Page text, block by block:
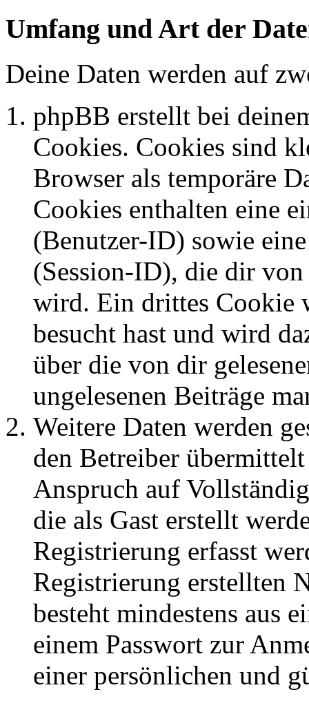
Umfang und Art der
Deine Daten werden auf
phpBB erstellt bei
Cookies. Cookies sind
Browser als temporäre
Cookies enthalten eine
(Benutzer-ID) sowie
(Session-ID), die dir
wird. Ein drittes Cookie
besucht hast und wird
über die von dir
ungelesenen Beiträge
Weitere Daten werden
den Betreiber
Anspruch auf
die als Gast erstellt
Registrierung erfasst
Registrierung erstellten
besteht mindestens aus
einem Passwort zur
einer persönlichen und